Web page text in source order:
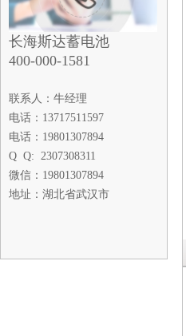
长海斯达蓄电池
400-000-1581
联系人：牛经理
电话：13717511597
电话：19801307894
Q Q: 2307308311
微信：19801307894
地址：湖北省武汉市